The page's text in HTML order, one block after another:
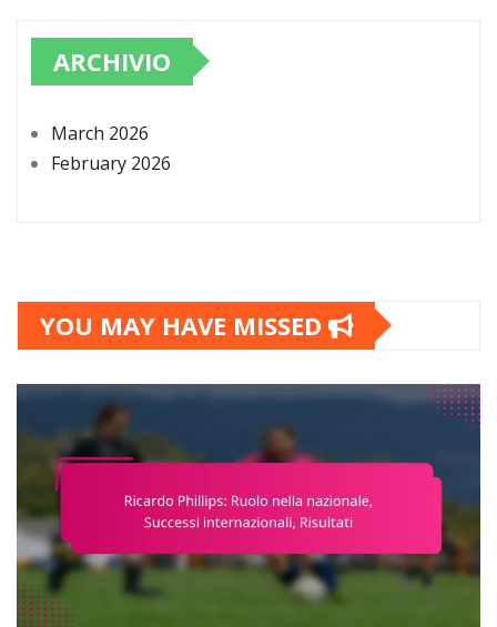
ARCHIVIO
March 2026
February 2026
YOU MAY HAVE MISSED